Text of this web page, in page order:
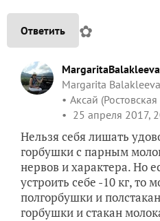
Ответить ✿
MargaritaBalakleeva
Margarita Balakleeva
Аксай
25 апреля 2017,
Нельзя себя лишать
горбушки с парным
нервов и характера. Но
устроить себе -10 кг, то
полгорбушки и
горбушки и стакан